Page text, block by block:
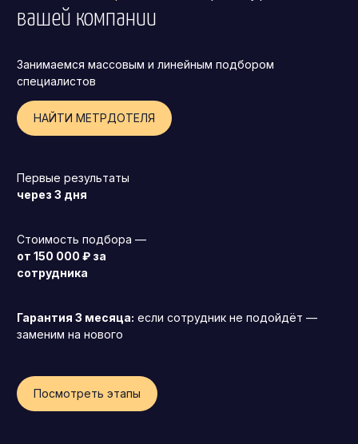
Коммерческий директор
Директор по маркетингу (CMO)
Директор по персоналу (HR-директор)
Финансовый директор (CFO)
Технический директор (CTO)
Франшиза
вашей компании
Занимаемся массовым и линейным подбором
специалистов
НАЙТИ МЕТРДОТЕЛЯ
Первые результаты
через 3 дня
Стоимость подбора —
от 150 000 ₽ за
сотрудника
Гарантия 3 месяца: если сотрудник не подойдёт —
заменим на нового
Посмотреть этапы